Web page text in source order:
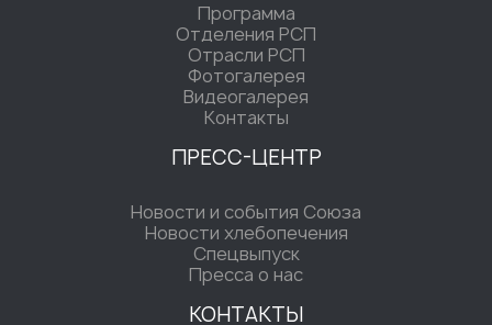
Программа
Отделения РСП
Отрасли РСП
Фотогалерея
Видеогалерея
Контакты
ПРЕСС-ЦЕНТР
Новости и события Союза
Новости хлебопечения
Спецвыпуск
Пресса о нас
КОНТАКТЫ